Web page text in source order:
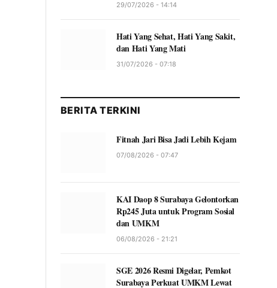
29/07/2026 - 14:14
Hati Yang Sehat, Hati Yang Sakit,
dan Hati Yang Mati
31/07/2026 - 07:18
BERITA TERKINI
Fitnah Jari Bisa Jadi Lebih Kejam
07/08/2026 - 07:47
KAI Daop 8 Surabaya Gelontorkan
Rp245 Juta untuk Program Sosial
dan UMKM
06/08/2026 - 21:21
SGE 2026 Resmi Digelar, Pemkot
Surabaya Perkuat UMKM Lewat